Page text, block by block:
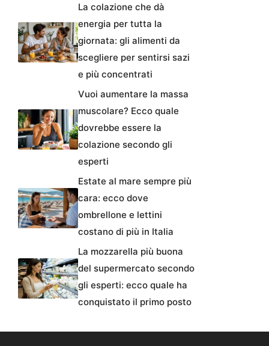
La colazione che dà
energia per tutta la
giornata: gli alimenti da
scegliere per sentirsi sazi
e più concentrati
Vuoi aumentare la massa
muscolare? Ecco quale
dovrebbe essere la
colazione secondo gli
esperti
Estate al mare sempre più
cara: ecco dove
ombrellone e lettini
costano di più in Italia
La mozzarella più buona
del supermercato secondo
gli esperti: ecco quale ha
conquistato il primo posto